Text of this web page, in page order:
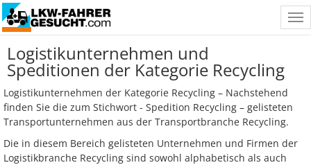
Logistikunternehmen und
Speditionen der Kategorie Recycling
Logistikunternehmen der Kategorie Recycling – Nachstehend
finden Sie die zum Stichwort - Spedition Recycling – gelisteten
Transportunternehmen aus der Transportbranche Recycling.
Die in diesem Bereich gelisteten Unternehmen und Firmen der
Logistikbranche Recycling sind sowohl alphabetisch als auch